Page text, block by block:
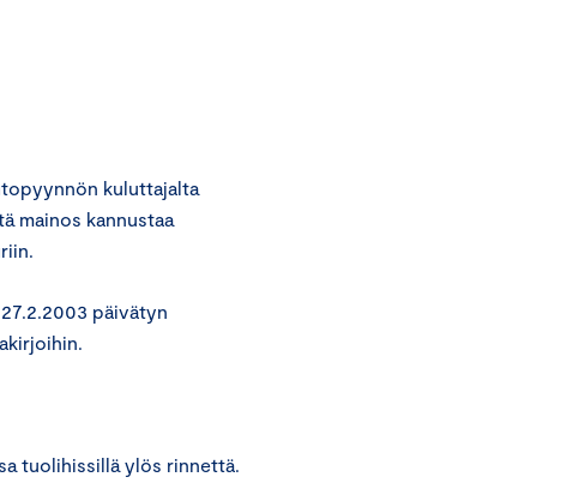
kuluttajalta
mainos kannustaa
päivätyn
tuolihissillä ylös rinnettä.